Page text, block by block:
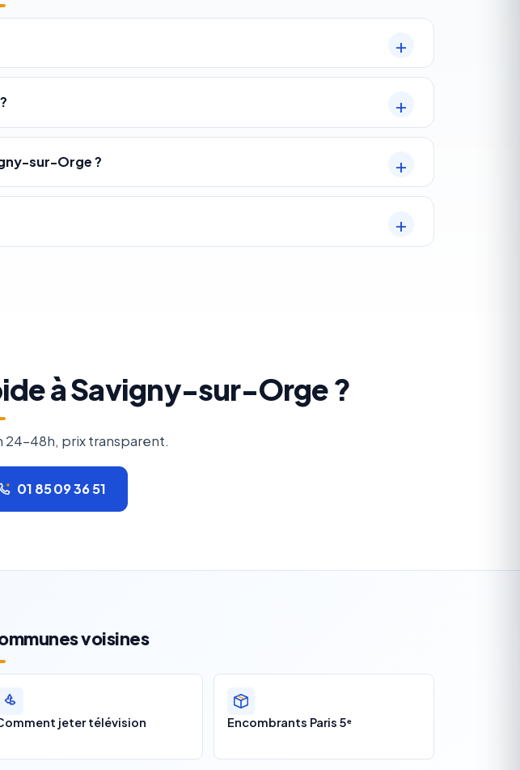
sur-Orge ?
à Savigny-sur-Orge ?
24-48h, prix transparent.
01 85 09 36 51
voisines
jeter télévision Encombrants Paris 5ᵉ